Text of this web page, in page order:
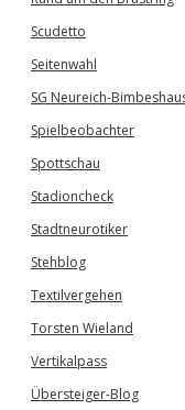
Scudetto
Seitenwahl
SG Neureich-
Spielbeobachter
Spottschau
Stadioncheck
Stadtneurotiker
Stehblog
Textilvergehen
Torsten Wieland
Vertikalpass
Übersteiger-Blog